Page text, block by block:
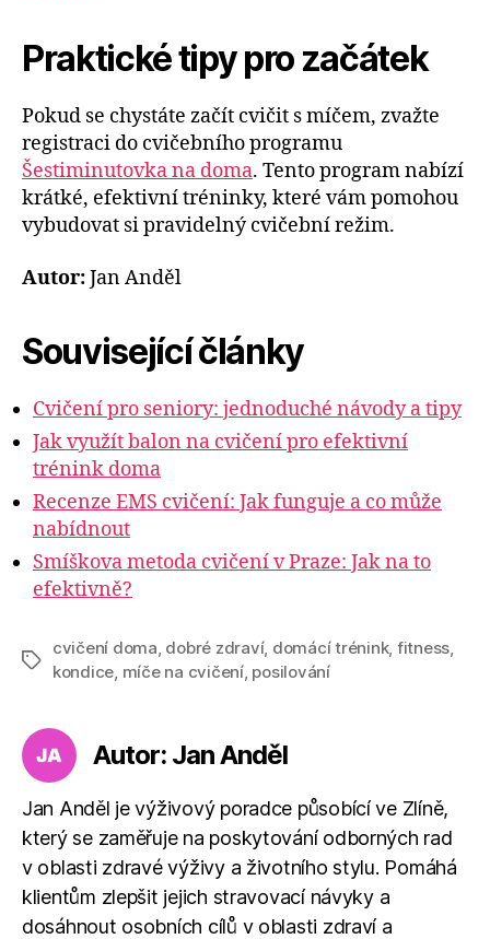
Praktické tipy pro začátek
Pokud se chystáte začít cvičit s míčem, zvažte
registraci do cvičebního programu
Šestiminutovka na doma. Tento program nabízí
krátké, efektivní tréninky, které vám pomohou
vybudovat si pravidelný cvičební režim.
Autor:Jan Anděl
Související články
Cvičení pro seniory: jednoduché návody a tipy
Jak využít balon na cvičení pro efektivní
trénink doma
Recenze EMS cvičení: Jak funguje a co může
nabídnout
Smíškova metoda cvičení v Praze: Jak na to
efektivně?
Štítky
cvičení doma, dobré zdraví, domácí trénink, fitness,
kondice, míče na cvičení, posilování
Autor: Jan Anděl
Jan Anděl je výživový poradce působící ve Zlíně,
který se zaměřuje na poskytování odborných rad
v oblasti zdravé výživy a životního stylu. Pomáhá
klientům zlepšit jejich stravovací návyky a
dosáhnout osobních cílů v oblasti zdraví a